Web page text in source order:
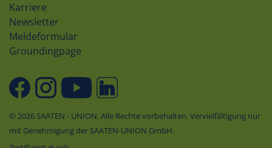
Karriere
Newsletter
Meldeformular
Groundingpage
© 2026 SAATEN - UNION. Alle Rechte vorbehalten. Vervielfältigung nur
mit Genehmigung der SAATEN-UNION GmbH.